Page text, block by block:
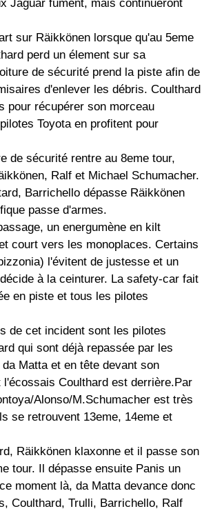
Jaguar fument, mais continueront
sur Räikkönen lorsque qu'au 5eme
perd un élement sur sa
de sécurité prend la piste afin de
d'enlever les débris. Coulthard
pour récupérer son morceau
Toyota en profitent pour
de sécurité rentre au 8eme tour,
Ralf et Michael Schumacher.
Barrichello dépasse Räikkönen
passe d'armes.
un energumène en kilt
court vers les monoplaces. Certains
l'évitent de justesse et un
à la ceinturer. La safety-car fait
en piste et tous les pilotes
de cet incident sont les pilotes
qui sont déjà repassée par les
Matta et en tête devant son
l'écossais Coulthard est derrière.Par
Alonso/M.Schumacher est très
se retrouvent 13eme, 14eme et
Räikkönen klaxonne et il passe son
tour. Il dépasse ensuite Panis un
moment là, da Matta devance donc
Coulthard, Trulli, Barrichello, Ralf